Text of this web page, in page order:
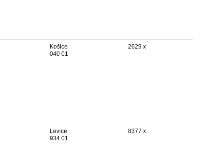
Košice
040 01
2629 x
Levice
934 01
8377 x